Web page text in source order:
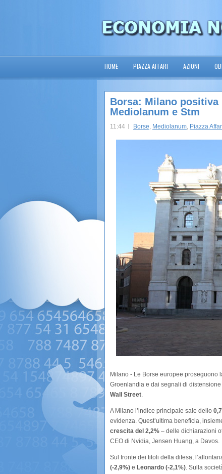
HOME PIAZZA AFFARI AZIONI
Borsa: Milano positiva
Mediolanum e Stm
11:44 Borse, Mediolanum, Piazza
Milano - Le Borse europee proseguono
Groenlandia e dai segnali di
Wall Street.
A Milano l’indice principale sale dello
evidenza. Quest’ultima beneficia,
crescita del 2,2% – delle dichiarazioni
CEO di Nvidia, Jensen Huang, a Davos.
Sul fronte dei titoli della difesa,
(-2,9%) e Leonardo (-2,1%). Sulla